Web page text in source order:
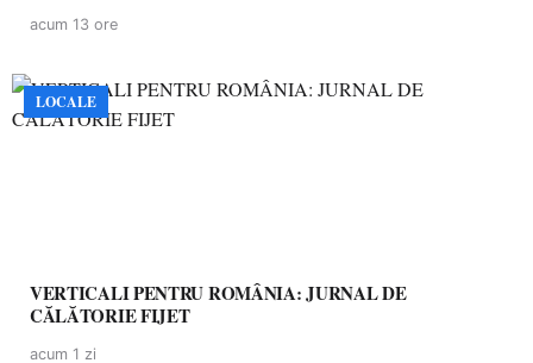
acum 13 ore
LOCALE
VERTICALI PENTRU ROMÂNIA: JURNAL DE
CĂLĂTORIE FIJET
acum 1 zi